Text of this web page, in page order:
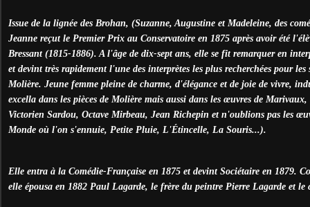
Issue de la lignée des Brohan, (Suzanne, Augustine et Madeleine, des
Jeanne reçut le Premier Prix au Conservatoire en 1875 après avoir été
Bressant (1815-1886). A l'âge de dix-sept ans, elle se fit remarquer en
et devint très rapidement l'une des interprètes les plus recherchées pour les
Molière. Jeune femme pleine de charme, d'élégance et de joie de vivre,
excella dans les pièces de Molière mais aussi dans les œuvres de
Victorien Sardou, Octave Mirbeau, Jean Richepin et n'oublions pas les
Monde où l'on s'ennuie, Petite Pluie, L'Étincelle, La Souris...).
Elle entra à la Comédie-Française en 1875 et devint Sociétaire en 1879.
elle épousa en 1882 Paul Lagarde, le frère du peintre Pierre Lagarde et le